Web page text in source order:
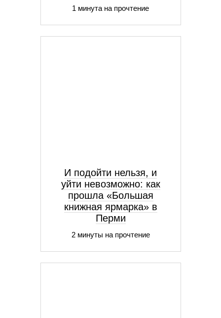
1 минута на прочтение
И подойти нельзя, и
уйти невозможно: как
прошла «Большая
книжная ярмарка» в
Перми
2 минуты на прочтение